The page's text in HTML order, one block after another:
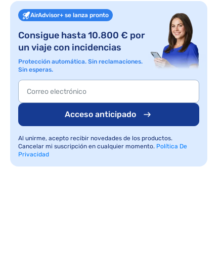
AirAdvisor+ se lanza pronto
Consigue hasta 10.800 € por
un viaje con incidencias
Protección automática. Sin reclamaciones.
Sin esperas.
Acceso anticipado
Al unirme, acepto recibir novedades de los productos.
Cancelar mi suscripción en cualquier momento. Política De
Privacidad